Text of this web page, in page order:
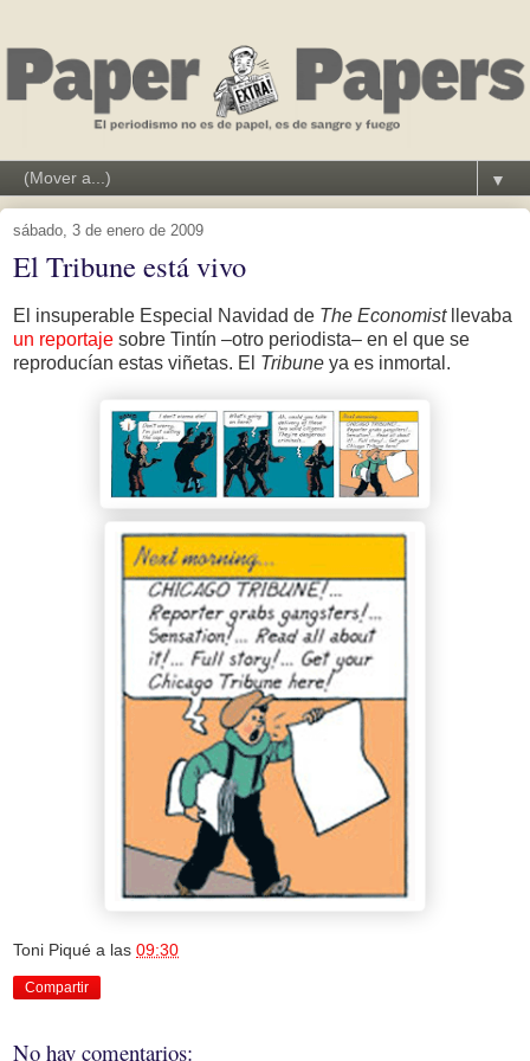
▼
sábado, 3 de enero de 2009
El Tribune está vivo
El insuperable Especial Navidad de The Economistllevaba
un reportaje sobre Tintín –otro periodista– en el que se
reproducían estas viñetas. El Tribune ya es inmortal.
Toni Piqué a las 09:30
Compartir
No hay comentarios: